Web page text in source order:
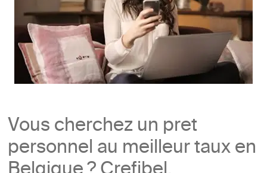
Vous cherchez un pret
personnel au meilleur taux en